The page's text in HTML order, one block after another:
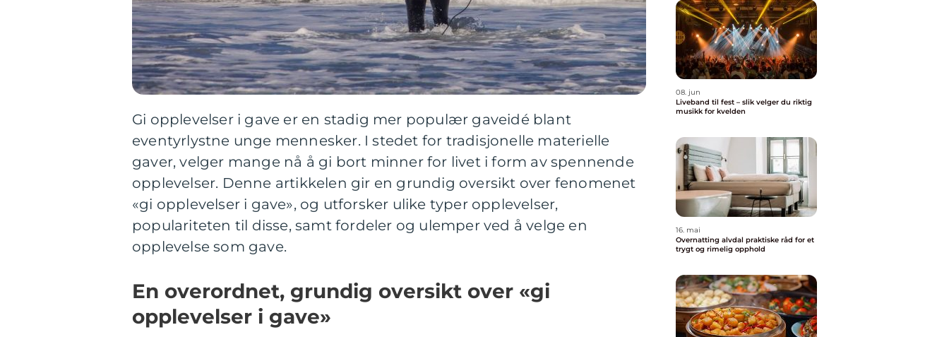
Gi opplevelser i gave er en stadig mer populær gaveidé blant
eventyrlystne unge mennesker. I stedet for tradisjonelle materielle
gaver, velger mange nå å gi bort minner for livet i form av spennende
opplevelser. Denne artikkelen gir en grundig oversikt over fenomenet
«gi opplevelser i gave», og utforsker ulike typer opplevelser,
populariteten til disse, samt fordeler og ulemper ved å velge en
opplevelse som gave.
En overordnet, grundig oversikt over «gi
opplevelser i gave»
08. jun
Liveband til fest – slik velger du riktig
musikk for kvelden
16. mai
Overnatting alvdal praktiske råd for et
trygt og rimelig opphold